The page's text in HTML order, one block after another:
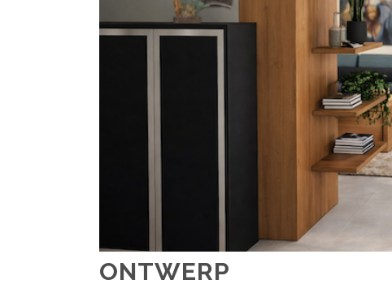
ONTWERP